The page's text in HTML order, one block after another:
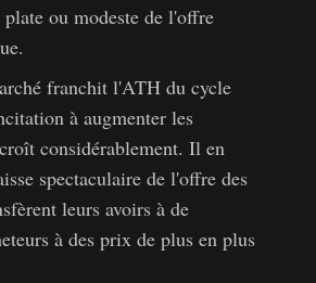
plate ou modeste de l'offre
franchit l'ATH du cycle
à augmenter les
considérablement. Il en
spectaculaire de l'offre des
leurs avoirs à de
à des prix de plus en plus